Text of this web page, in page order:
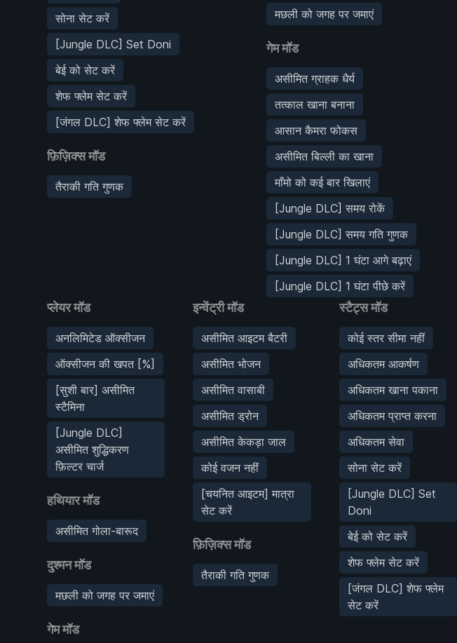
सोना सेट करें
[Jungle DLC] Set Doni
बेई को सेट करें
शेफ फ्लेम सेट करें
[जंगल DLC] शेफ फ्लेम सेट करें
फ़िज़िक्स मॉड
तैराकी गति गुणक
मछली को जगह पर जमाएं
गेम मॉड
असीमित ग्राहक धैर्य
तत्काल खाना बनाना
आसान कैमरा फोकस
असीमित बिल्ली का खाना
माँमो को कई बार खिलाएं
[Jungle DLC] समय रोकें
[Jungle DLC] समय गति गुणक
[Jungle DLC] 1 घंटा आगे बढ़ाएं
[Jungle DLC] 1 घंटा पीछे करें
प्लेयर मॉड
अनलिमिटेड ऑक्सीजन
ऑक्सीजन की खपत [%]
[सुशी बार] असीमित
स्टैमिना
[Jungle DLC]
असीमित शुद्धिकरण
फ़िल्टर चार्ज
हथियार मॉड
असीमित गोला-बारूद
दुश्मन मॉड
मछली को जगह पर जमाएं
गेम मॉड
इन्वेंट्री मॉड
असीमित आइटम बैटरी
असीमित भोजन
असीमित वासाबी
असीमित ड्रोन
असीमित केकड़ा जाल
कोई वजन नहीं
[चयनित आइटम] मात्रा
सेट करें
फ़िज़िक्स मॉड
तैराकी गति गुणक
स्टैट्स मॉड
कोई स्तर सीमा नहीं
अधिकतम आकर्षण
अधिकतम खाना पकाना
अधिकतम प्राप्त करना
अधिकतम सेवा
सोना सेट करें
[Jungle DLC] Set
Doni
बेई को सेट करें
शेफ फ्लेम सेट करें
[जंगल DLC] शेफ फ्लेम
सेट करें